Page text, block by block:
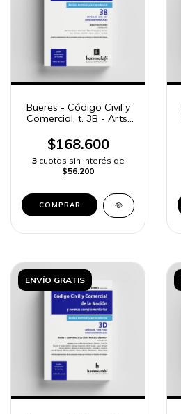
Bueres - Código Civil y
Comercial, t. 3B - Arts.
$168.600
3 cuotas sin interés de
$56.200
COMPRAR
ENVÍO GRATIS